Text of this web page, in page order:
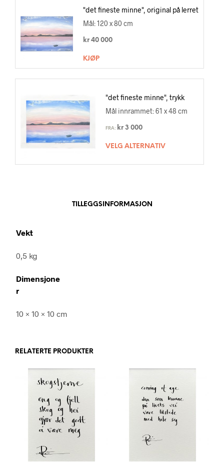
"det fineste minne", original på lerret
Mål: 120 x 80 cm
kr 40 000
KJØP
"det fineste minne", trykk
Mål innrammet: 61 x 48 cm
FRA: kr 3 000
VELG ALTERNATIV
TILLEGGSINFORMASJON
Vekt
0,5 kg
Dimensjone
r
10 × 10 × 10 cm
RELATERTE PRODUKTER